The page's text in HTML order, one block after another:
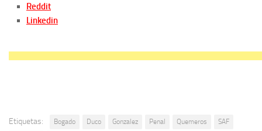
Reddit
Linkedin
Etiquetas: Bogado Duco Gonzalez Penal Quemeros
SAF